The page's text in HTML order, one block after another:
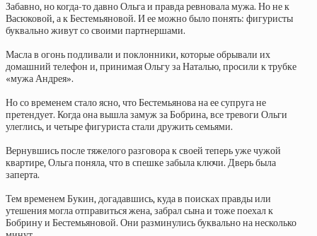
Забавно, но когда-то давно Ольга и правда ревновала мужа. Но не к
Васюковой, а к Бестемьяновой. И ее можно было понять: фигуристы
буквально живут со своими партнершами.
Масла в огонь подливали и поклонники, которые обрывали их
домашний телефон и, принимая Ольгу за Наталью, просили к трубке
«мужа Андрея».
Но со временем стало ясно, что Бестемьянова на ее супруга не
претендует. Когда она вышла замуж за Бобрина, все тревоги Ольги
улеглись, и четыре фигуриста стали дружить семьями.
Вернувшись после тяжелого разговора к своей теперь уже чужой
квартире, Ольга поняла, что в спешке забыла ключи. Дверь была
заперта.
Тем временем Букин, догадавшись, куда в поисках правды или
утешения могла отправиться жена, забрал сына и тоже поехал к
Бобрину и Бестемьяновой. Они разминулись буквально на несколько